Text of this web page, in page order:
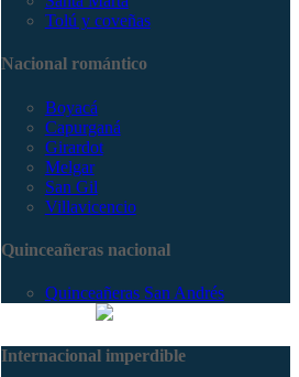
Tolú y coveñas
Nacional romántico
Boyacá
Capurganá
Girardot
Melgar
San Gil
Villavicencio
Quinceañeras nacional
Quinceañeras San Andrés
Internacional imperdible